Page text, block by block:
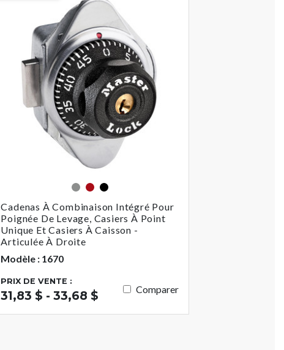
GrisRougeNoir
Cadenas À Combinaison Intégré Pour
Poignée De Levage, Casiers À Point
Unique Et Casiers À Caisson -
Articulée À Droite
Modèle : 1670
PRIX DE VENTE :
31,83 $ - 33,68 $ Comparer